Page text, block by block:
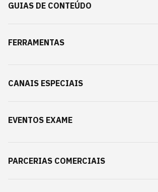
GUIAS DE CONTEÚDO
FERRAMENTAS
CANAIS ESPECIAIS
EVENTOS EXAME
PARCERIAS COMERCIAIS